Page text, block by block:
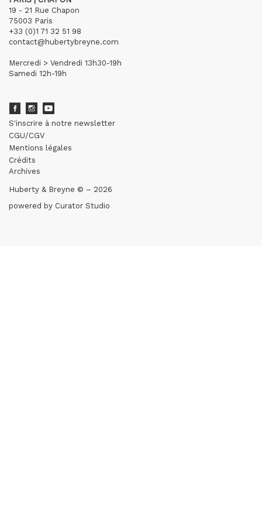
19 - 21 Rue Chapon
75003 Paris
+33 (0)1 71 32 51 98
contact@hubertybreyne.com
Mercredi > Vendredi 13h30-19h
Samedi 12h-19h
S'inscrire à notre newsletter
CGU/CGV
Mentions légales
Crédits
Archives
Huberty & Breyne © – 2026
powered by Curator Studio